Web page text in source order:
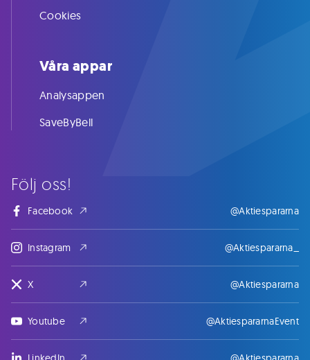
Följ oss!
Facebook @Aktiespararna
Instagram @Aktiespararna_
X @Aktiespararna
Youtube @AktiespararnaEvent
Cookies
Våra appar
Analysappen
SaveByBell